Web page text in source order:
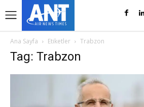
Ana Sayfa Etiketler Trabzon
Tag: Trabzon